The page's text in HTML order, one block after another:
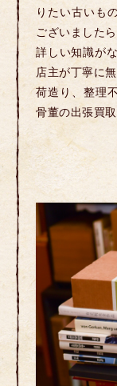
りたい古いも
ございました
詳しい知識が
店主が丁寧に
荷造り、整理
骨董の出張買